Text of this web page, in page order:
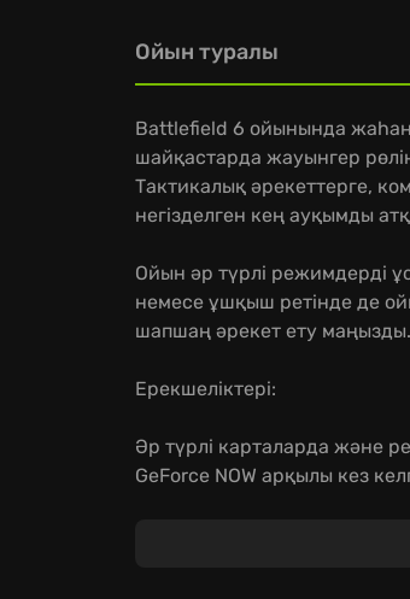
Ойын туралы
Battlefield 6 ойынында
шайқастарда жауынгер
Тактикалық әрекеттерге,
негізделген кең ауқымды
Ойын әр түрлі режимдерді
немесе ұшқыш ретінде де
шапшаң әрекет ету маңызды.
Ерекшеліктері:
Әр түрлі карталарда және
GeForce NOW арқылы кез